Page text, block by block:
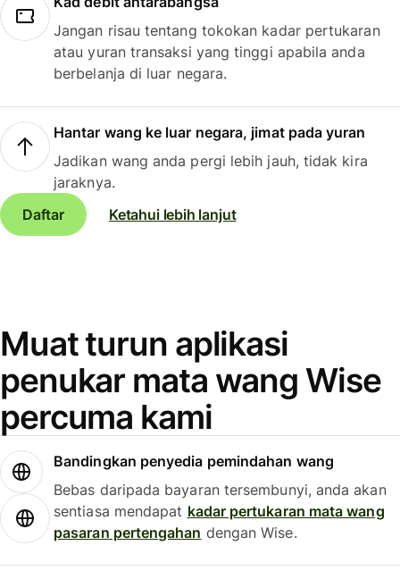
Jangan risau tentang tokokan kadar pertukaran
atau yuran transaksi yang tinggi apabila anda
berbelanja di luar negara.
Hantar wang ke luar negara, jimat pada yuran
Jadikan wang anda pergi lebih jauh, tidak kira
jaraknya.
Daftar
Ketahui lebih lanjut
Muat turun aplikasi
penukar mata wang Wise
percuma kami
Bandingkan penyedia pemindahan wang
Bebas daripada bayaran tersembunyi, anda akan
sentiasa mendapat kadar pertukaran mata wang
pasaran pertengahan dengan Wise.